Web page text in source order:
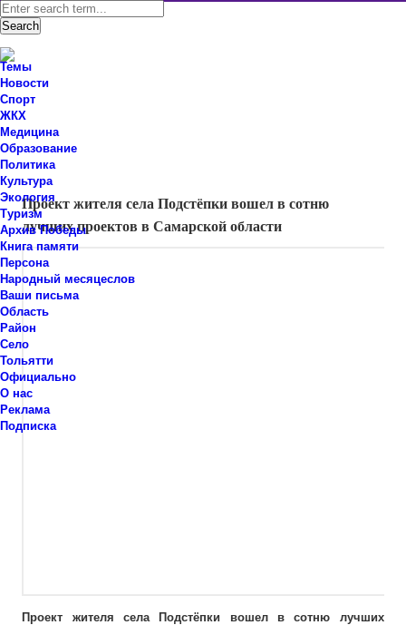
Проект жителя села Подстёпки вошел в сотню
лучших проектов в Самарской области
Проект жителя села Подстёпки вошел в сотню лучших
Темы
Новости
Спорт
ЖКХ
Медицина
Образование
Политика
Культура
Экология
Туризм
Архив Победы
Книга памяти
Персона
Народный месяцеслов
Ваши письма
Область
Район
Село
Тольятти
Официально
О нас
Реклама
Подписка